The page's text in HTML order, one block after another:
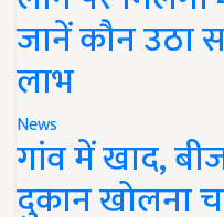
जानें कौन उठा
लाभ
News
गांव में खाद,
दुकान खोलना